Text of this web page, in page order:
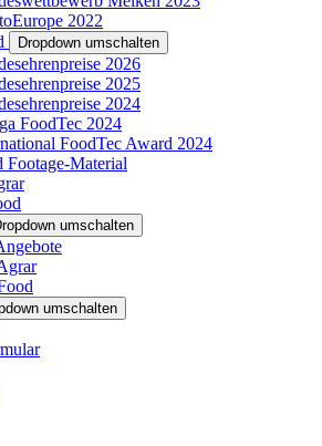
2022
Dropdown umschalten
2026
2025
2024
FoodTec 2024
FoodTec Award 2024
Footage-Material
umschalten
umschalten